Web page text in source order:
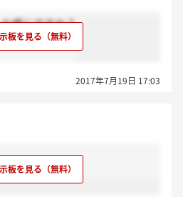
感じですか？
2017年7月19日 17:03